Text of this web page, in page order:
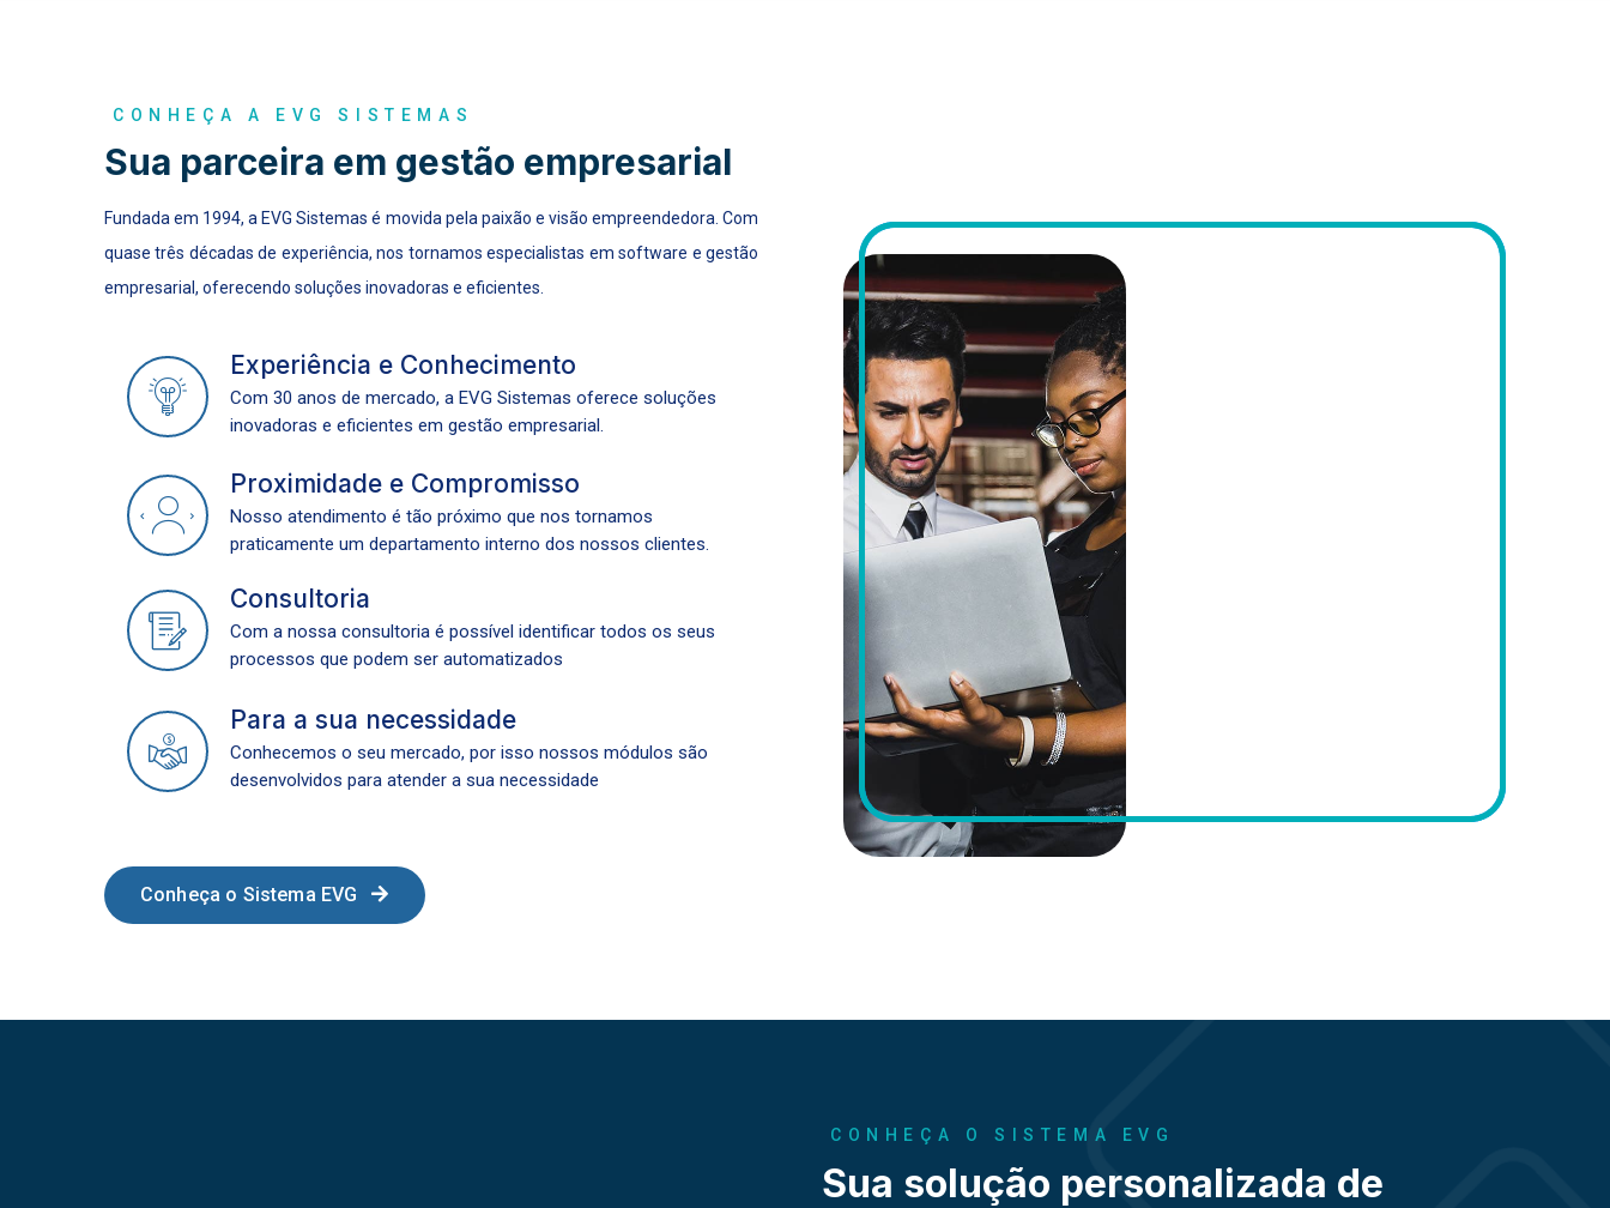
CONHEÇA A EVG SISTEMAS
Sua parceira em gestão empresarial
Fundada em 1994, a EVG Sistemas é movida pela paixão e visão empreendedora. Com
quase três décadas de experiência, nos tornamos especialistas em software e gestão
empresarial, oferecendo soluções inovadoras e eficientes.
Experiência e Conhecimento
Com 30 anos de mercado, a EVG Sistemas oferece soluções
inovadoras e eficientes em gestão empresarial.
Proximidade e Compromisso
Nosso atendimento é tão próximo que nos tornamos
praticamente um departamento interno dos nossos clientes.
Consultoria
Com a nossa consultoria é possível identificar todos os seus
processos que podem ser automatizados
Para a sua necessidade
Conhecemos o seu mercado, por isso nossos módulos são
desenvolvidos para atender a sua necessidade
Conheça o Sistema EVG
CONHEÇA O SISTEMA EVG
Sua solução personalizada de